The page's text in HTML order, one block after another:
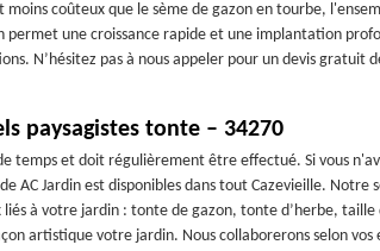
moins coûteux que le sème de gazon en tourbe,
permet une croissance rapide et une implantation
N’hésitez pas à nous appeler pour un devis gratuit
paysagistes tonte – 34270
temps et doit régulièrement être effectué. Si vous
AC Jardin est disponibles dans tout Cazevieille. Notre
à votre jardin : tonte de gazon, tonte d’herbe,
artistique votre jardin. Nous collaborerons selon vos